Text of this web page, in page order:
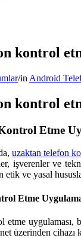
kontrol
/in Android
kontrol
Etme
uzaktan telefon
işverenler ve
ve yasal
Etme
uygulaması,
üzerinden